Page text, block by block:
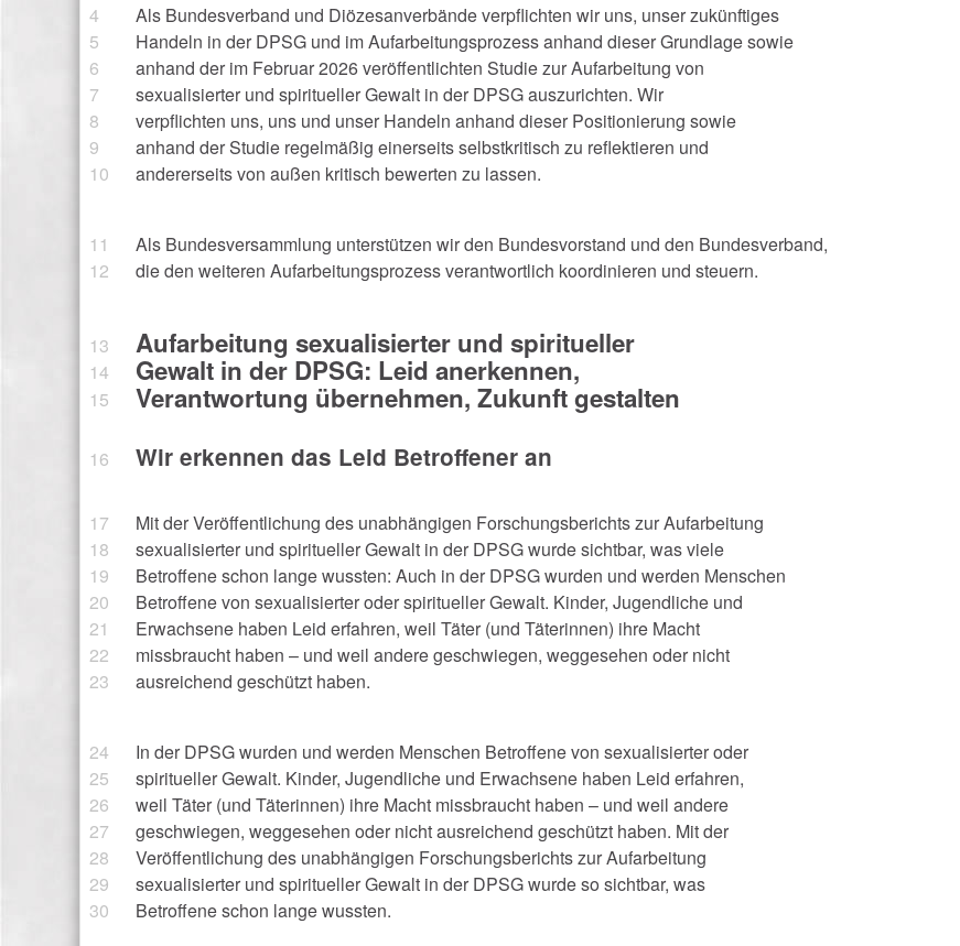
Als Bundesverband und Diözesanverbände verpflichten wir uns, unser zukünftiges
Handeln in der DPSG und im Aufarbeitungsprozess anhand dieser Grundlage sowie
anhand der im Februar 2026 veröffentlichten Studie zur Aufarbeitung von
sexualisierter und spiritueller Gewalt in der DPSG auszurichten. Wir
verpflichten uns, uns und unser Handeln anhand dieser Positionierung sowie
anhand der Studie regelmäßig einerseits selbstkritisch zu reflektieren und
andererseits von außen kritisch bewerten zu lassen.
Als Bundesversammlung unterstützen wir den Bundesvorstand und den Bundesverband,
die den weiteren Aufarbeitungsprozess verantwortlich koordinieren und steuern.
Aufarbeitung sexualisierter und spiritueller
Gewalt in der DPSG: Leid anerkennen,
Verantwortung übernehmen, Zukunft gestalten
Wir erkennen das Leid Betroffener an
Mit der Veröffentlichung des unabhängigen Forschungsberichts zur Aufarbeitung
sexualisierter und spiritueller Gewalt in der DPSG wurde sichtbar, was viele
Betroffene schon lange wussten: Auch in der DPSG wurden und werden Menschen
Betroffene von sexualisierter oder spiritueller Gewalt. Kinder, Jugendliche und
Erwachsene haben Leid erfahren, weil Täter (und Täterinnen) ihre Macht
missbraucht haben – und weil andere geschwiegen, weggesehen oder nicht
ausreichend geschützt haben.
In der DPSG wurden und werden Menschen Betroffene von sexualisierter oder
spiritueller Gewalt. Kinder, Jugendliche und Erwachsene haben Leid erfahren,
weil Täter (und Täterinnen) ihre Macht missbraucht haben – und weil andere
geschwiegen, weggesehen oder nicht ausreichend geschützt haben. Mit der
Veröffentlichung des unabhängigen Forschungsberichts zur Aufarbeitung
sexualisierter und spiritueller Gewalt in der DPSG wurde so sichtbar, was
Betroffene schon lange wussten.